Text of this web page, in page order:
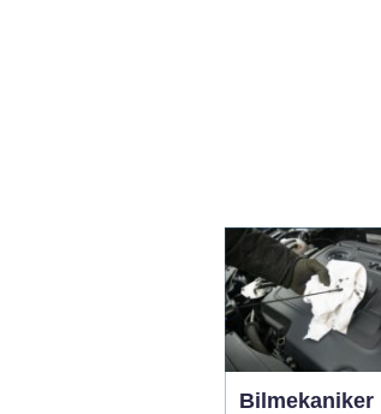
Bilmekaniker